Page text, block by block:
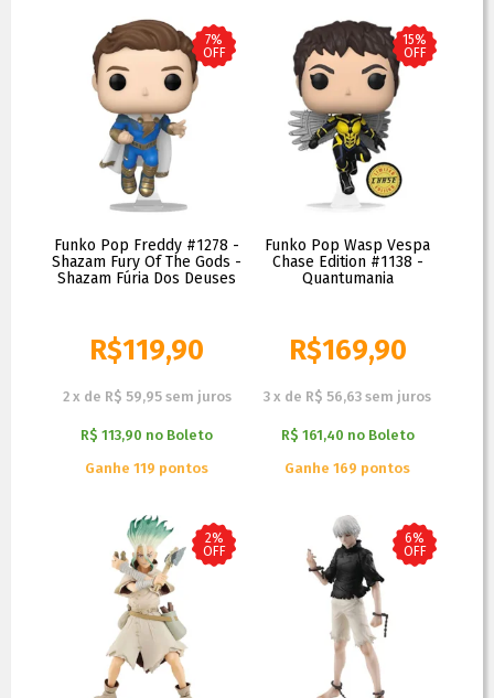
7%
OFF
Funko Pop Freddy #1278 -
Shazam Fury Of The Gods -
Shazam Fúria Dos Deuses
R$119,90
2 x de R$ 59,95 sem juros
R$ 113,90 no Boleto
Ganhe 119 pontos
15%
OFF
Funko Pop Wasp Vespa
Chase Edition #1138 -
Quantumania
R$169,90
3 x de R$ 56,63 sem juros
R$ 161,40 no Boleto
Ganhe 169 pontos
2%
OFF
6%
OFF